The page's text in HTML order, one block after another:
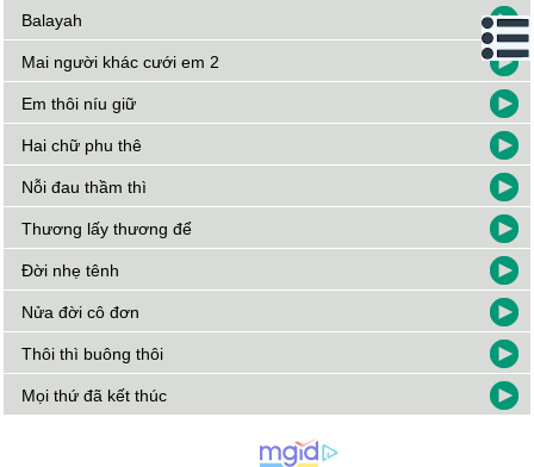
Balayah
Mai người khác cưới em 2
Em thôi níu giữ
Hai chữ phu thê
Nỗi đau thầm thì
Thương lấy thương để
Đời nhẹ tênh
Nửa đời cô đơn
Thôi thì buông thôi
Mọi thứ đã kết thúc